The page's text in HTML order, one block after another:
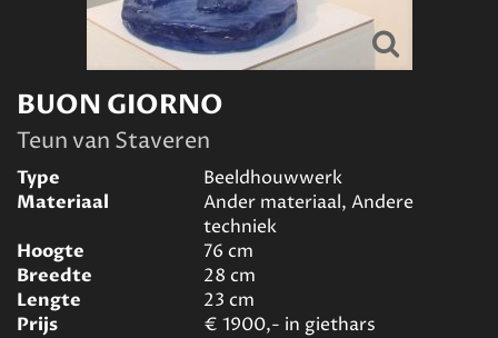
BUON GIORNO
Teun van Staveren
Type
Beeldhouwwerk
Materiaal
Ander materiaal, Andere
techniek
Hoogte
76 cm
Breedte
28 cm
Lengte
23 cm
Prijs
€ 1900,- in giethars